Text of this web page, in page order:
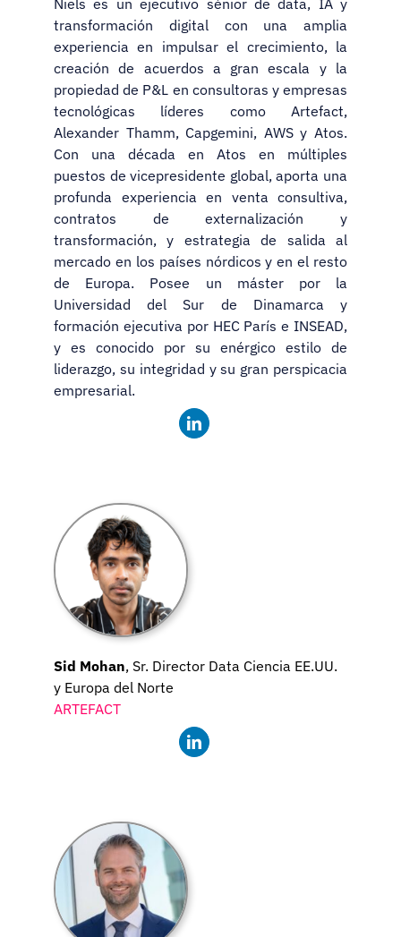
transformación digital con una amplia
experiencia en impulsar el crecimiento, la
creación de acuerdos a gran escala y la
propiedad de P&L en consultoras y empresas
tecnológicas líderes como Artefact,
Alexander Thamm, Capgemini, AWS y Atos.
Con una década en Atos en múltiples
puestos de vicepresidente global, aporta una
profunda experiencia en venta consultiva,
contratos de externalización y
transformación, y estrategia de salida al
mercado en los países nórdicos y en el resto
de Europa. Posee un máster por la
Universidad del Sur de Dinamarca y
formación ejecutiva por HEC París e INSEAD,
y es conocido por su enérgico estilo de
liderazgo, su integridad y su gran perspicacia
empresarial.
Sid Mohan, Sr. Director Data Ciencia EE.UU.
y Europa del Norte
ARTEFACT